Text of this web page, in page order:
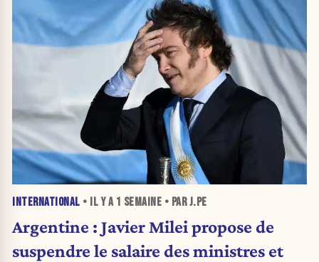
INTERNATIONAL • IL Y A 1 SEMAINE • PAR J.PE
Argentine : Javier Milei propose de
suspendre le salaire des ministres et